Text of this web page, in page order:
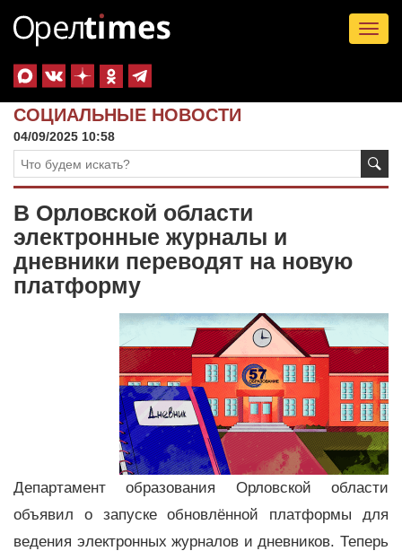
СОЦИАЛЬНЫЕ НОВОСТИ
04/09/2025 10:58
В Орловской области
электронные журналы и
дневники переводят на новую
платформу
Департамент образования Орловской области
объявил о запуске обновлённой платформы для
ведения электронных журналов и дневников. Теперь